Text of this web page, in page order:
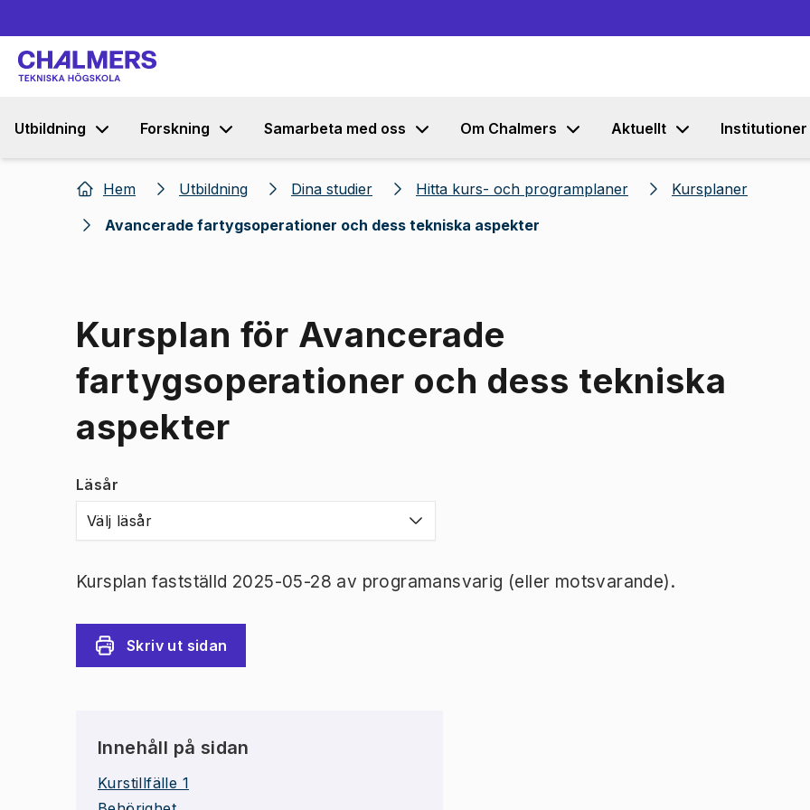
Utbildning Forskning Samarbeta med oss Om Chalmers Aktuellt Institutioner
Hem Utbildning Dina studier Hitta kurs- och programplaner
Kursplaner
Avancerade fartygsoperationer och dess tekniska aspekter
Kursplan för Avancerade
fartygsoperationer och dess tekniska
aspekter
Läsår
Välj läsår
Kursplan fastställd 2025-05-28 av programansvarig (eller motsvarande).
Skriv ut sidan
Innehåll på sidan
Kurstillfälle 1